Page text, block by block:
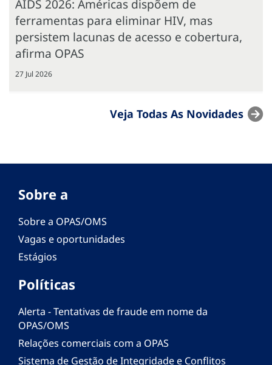
AIDS 2026: Américas dispõem de
ferramentas para eliminar HIV, mas
persistem lacunas de acesso e cobertura,
afirma OPAS
27 Jul 2026
Veja Todas As Novidades
Sobre a
Sobre a OPAS/OMS
Vagas e oportunidades
Estágios
Políticas
Alerta - Tentativas de fraude em nome da
OPAS/OMS
Relações comerciais com a OPAS
Sistema de Gestão de Integridade e Conflitos